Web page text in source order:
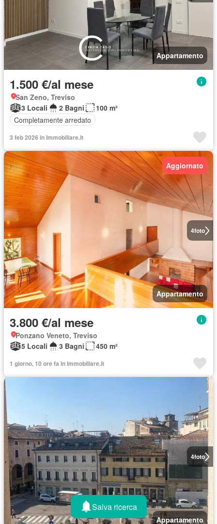
Appartamento
1.500 €/al mese
San Zeno, Treviso
3 Locali
2 Bagni
100 m²
Completamente arredato
3 feb 2026 in Immobiliare.it
4foto
Aggiornato
Appartamento
3.800 €/al mese
Ponzano Veneto, Treviso
5 Locali
3 Bagni 450 m²
1 giorno, 10 ore fa in Immobiliare.it
4foto
Appartamento
Salva ricerca